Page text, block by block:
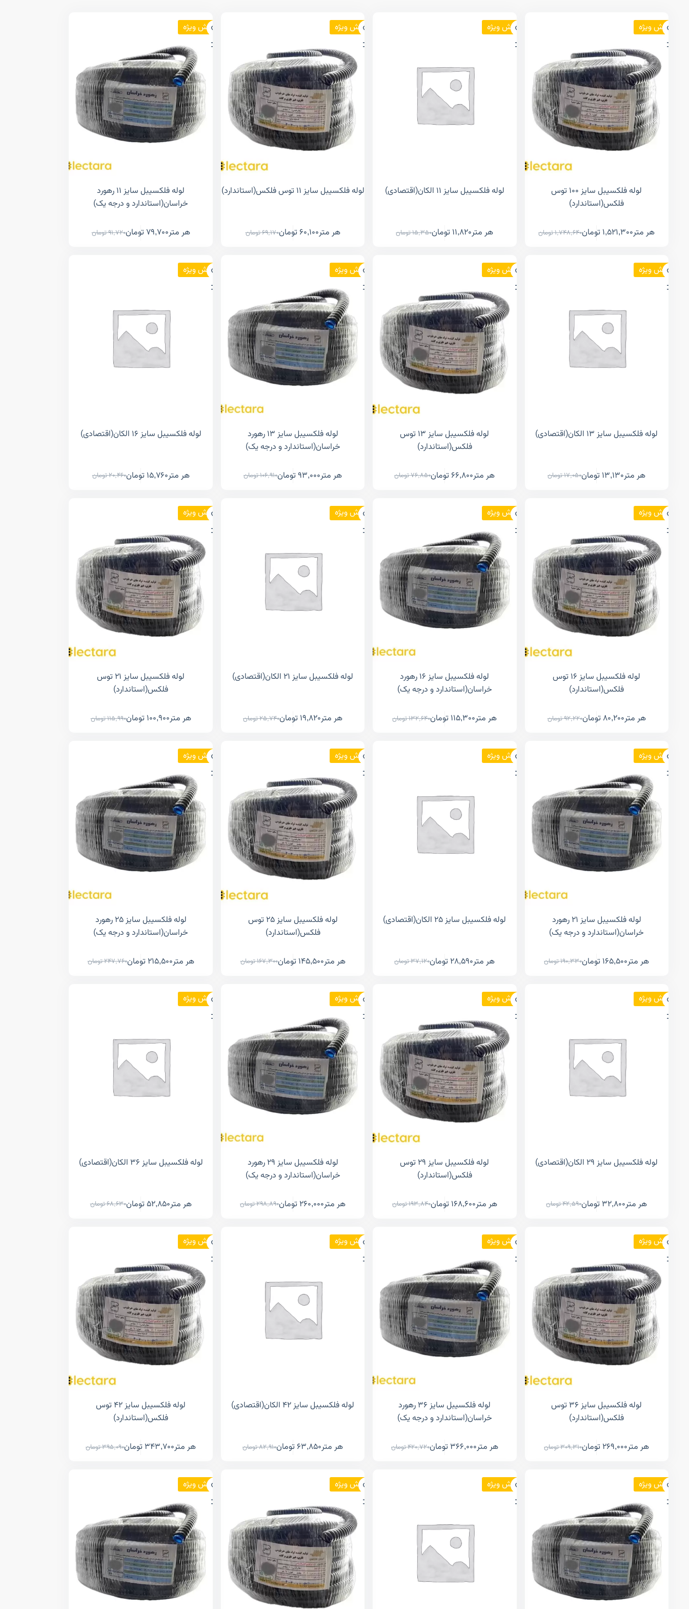
فروش ویژه
لوله فلکسیبل سایز ۱۰۰ توس
فلکس(استاندارد)
هر متر 1,748,640تومان 1,521,300 تومان
فروش ویژه
لوله فلکسیبل سایز ۱۱ الکان(اقتصادی)
هر متر 15,350تومان 11,820 تومان
فروش ویژه
لوله فلکسیبل سایز ۱۱ توس فلکس(استاندارد)
هر متر 69,170تومان 60,100 تومان
فروش ویژه
لوله فلکسیبل سایز ۱۱ رهورد
خراسان(استاندارد و درجه یک)
هر متر 91,720تومان 79,700 تومان
فروش ویژه
لوله فلکسیبل سایز ۱۳ الکان(اقتصادی)
هر متر 17,050تومان 13,130 تومان
فروش ویژه
لوله فلکسیبل سایز ۱۳ توس
فلکس(استاندارد)
هر متر 76,850تومان 66,800 تومان
فروش ویژه
لوله فلکسیبل سایز ۱۳ رهورد
خراسان(استاندارد و درجه یک)
هر متر 106,910تومان 93,000 تومان
فروش ویژه
لوله فلکسیبل سایز ۱۶ الکان(اقتصادی)
هر متر 20,460تومان 15,760 تومان
فروش ویژه
لوله فلکسیبل سایز ۱۶ توس
فلکس(استاندارد)
هر متر 92,220تومان 80,200 تومان
فروش ویژه
لوله فلکسیبل سایز ۱۶ رهورد
خراسان(استاندارد و درجه یک)
هر متر 132,640تومان 115,300 تومان
فروش ویژه
لوله فلکسیبل سایز ۲۱ الکان(اقتصادی)
هر متر 25,740تومان 19,820 تومان
فروش ویژه
لوله فلکسیبل سایز ۲۱ توس
فلکس(استاندارد)
هر متر 115,990تومان 100,900 تومان
فروش ویژه
لوله فلکسیبل سایز ۲۱ رهورد
خراسان(استاندارد و درجه یک)
هر متر 190,330تومان 165,500 تومان
فروش ویژه
لوله فلکسیبل سایز ۲۵ الکان(اقتصادی)
هر متر 37,120تومان 28,590 تومان
فروش ویژه
لوله فلکسیبل سایز ۲۵ توس
فلکس(استاندارد)
هر متر 167,300تومان 145,500 تومان
فروش ویژه
لوله فلکسیبل سایز ۲۵ رهورد
خراسان(استاندارد و درجه یک)
هر متر 247,760تومان 215,500 تومان
فروش ویژه
لوله فلکسیبل سایز ۲۹ الکان(اقتصادی)
هر متر 42,590تومان 32,800 تومان
فروش ویژه
لوله فلکسیبل سایز ۲۹ توس
فلکس(استاندارد)
هر متر 193,840تومان 168,600 تومان
فروش ویژه
لوله فلکسیبل سایز ۲۹ رهورد
خراسان(استاندارد و درجه یک)
هر متر 298,890تومان 260,000 تومان
فروش ویژه
لوله فلکسیبل سایز ۳۶ الکان(اقتصادی)
هر متر 68,630تومان 52,850 تومان
فروش ویژه
لوله فلکسیبل سایز ۳۶ توس
فلکس(استاندارد)
هر متر 309,310تومان 269,000 تومان
فروش ویژه
لوله فلکسیبل سایز ۳۶ رهورد
خراسان(استاندارد و درجه یک)
هر متر 420,720تومان 366,000 تومان
فروش ویژه
لوله فلکسیبل سایز ۴۲ الکان(اقتصادی)
هر متر 82,910تومان 63,850 تومان
فروش ویژه
لوله فلکسیبل سایز ۴۲ توس
فلکس(استاندارد)
هر متر 395,090تومان 343,700 تومان
فروش ویژه فروش ویژه فروش ویژه فروش ویژه